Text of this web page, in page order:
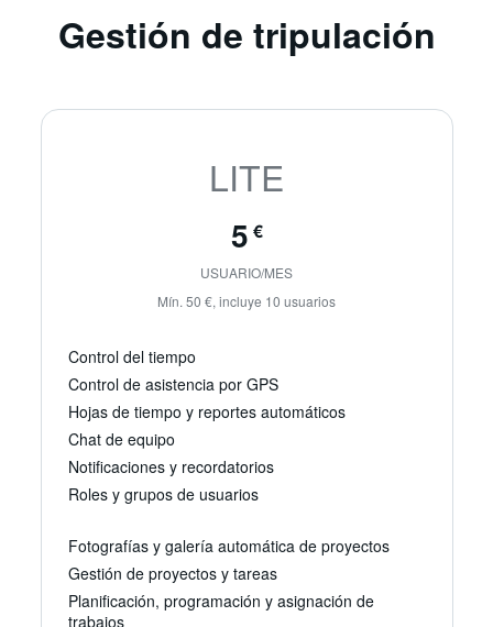
Gestión de tripulación
LITE
5 €
USUARIO/MES
Mín. 50 €, incluye 10 usuarios
Control del tiempo
Control de asistencia por GPS
Hojas de tiempo y reportes automáticos
Chat de equipo
Notificaciones y recordatorios
Roles y grupos de usuarios
Fotografías y galería automática de proyectos
Gestión de proyectos y tareas
Planificación, programación y asignación de
trabajos